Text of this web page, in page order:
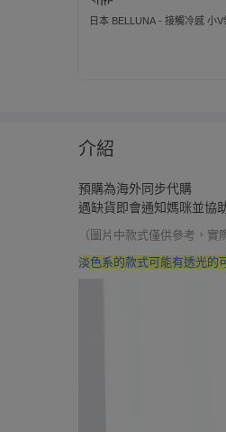
日本 BELLUNA - 接觸冷感 小V
介紹
預購為海外同步代購
遇缺貨即會通知媽咪並協
（圖片中款式僅供參考，實
淡色系的款式可能有透光的